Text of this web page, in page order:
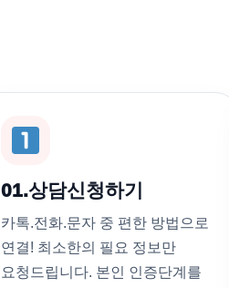
01.상담신청하기
카톡.전화.문자 중 편한 방법으로
연결! 최소한의 필요 정보만
요청드립니다. 본인 인증단계를